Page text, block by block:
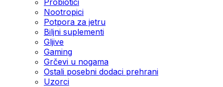
Nootropici
Potpora za jetru
Biljni suplementi
Gljive
Gaming
Grčevi u nogama
Ostali posebni dodaci prehrani
Uzorci